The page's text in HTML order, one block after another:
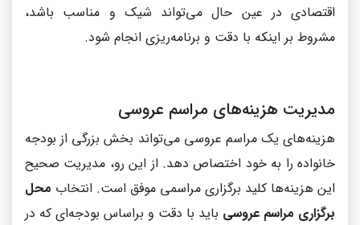
اقتصادی در عین حال می‌تواند شیک و مناسب باشد،
مشروط بر اینکه با دقت و برنامه‌ریزی انجام شود.
مدیریت هزینه‌های مراسم عروسی
هزینه‌های یک مراسم عروسی می‌تواند بخش بزرگی از بودجه
خانواده را به خود اختصاص دهد. از این رو، مدیریت صحیح
این هزینه‌ها کلید برگزاری مراسمی موفق است. انتخاب محل
برگزاری مراسم عروسی باید با دقت و براساس بودجه‌ای که در